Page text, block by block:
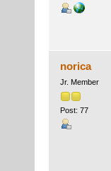
norica
Jr. Member
Post: 77